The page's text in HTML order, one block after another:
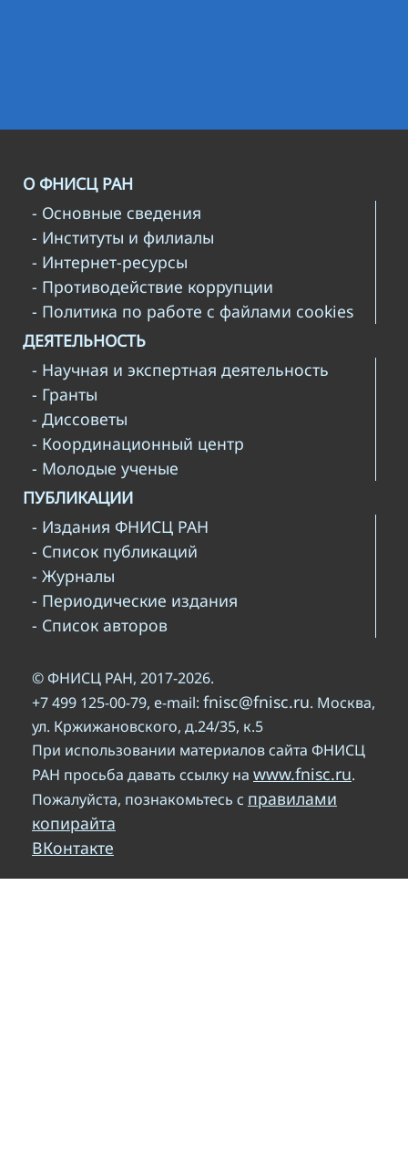
О ФНИСЦ РАН
- Основные сведения
- Институты и филиалы
- Интернет-ресурсы
- Противодействие коррупции
- Политика по работе с файлами cookies
ДЕЯТЕЛЬНОСТЬ
- Научная и экспертная деятельность
- Гранты
- Диссоветы
- Координационный центр
- Молодые ученые
ПУБЛИКАЦИИ
- Издания ФНИСЦ РАН
- Список публикаций
- Журналы
- Периодические издания
- Список авторов
© ФНИСЦ РАН, 2017-2026.
+7 499 125-00-79, e-mail: fnisc@fnisc.ru. Москва,
ул. Кржижановского, д.24/35, к.5
При использовании материалов сайта ФНИСЦ
РАН просьба давать ссылку на www.fnisc.ru.
Пожалуйста, познакомьтесь с правилами
копирайта
ВКонтакте